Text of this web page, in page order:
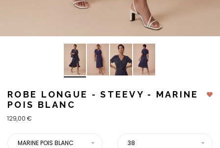
ROBE LONGUE - STEEVY - MARINE
POIS BLANC
129,00 €
MARINE POIS BLANC 38